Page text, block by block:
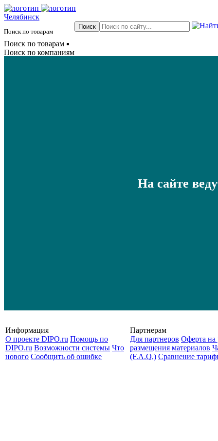
Челябинск
Поиск по товарам
Поиск по товарам
Поиск по компаниям
На сайте
Информация
О проекте DIPO.ru Помощь по
DIPO.ru Возможности системы Что
нового Сообщить об ошибке
Партнерам
Для партнеров Оферта на
размещения материалов
(F.A.Q.) Cравнение